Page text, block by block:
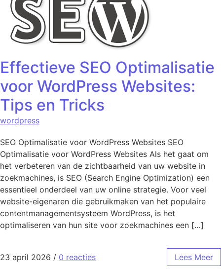
Effectieve SEO Optimalisatie
voor WordPress Websites:
Tips en Tricks
wordpress
SEO Optimalisatie voor WordPress Websites SEO
Optimalisatie voor WordPress Websites Als het gaat om
het verbeteren van de zichtbaarheid van uw website in
zoekmachines, is SEO (Search Engine Optimization) een
essentieel onderdeel van uw online strategie. Voor veel
website-eigenaren die gebruikmaken van het populaire
contentmanagementsysteem WordPress, is het
optimaliseren van hun site voor zoekmachines een […]
23 april 2026 / 0 reacties Lees Meer